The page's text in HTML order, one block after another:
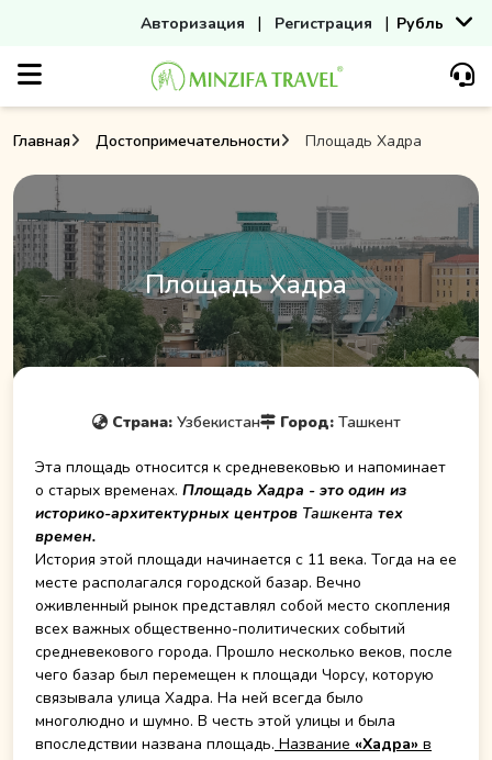
Авторизация | Регистрация | Рубль
Главная Достопримечательности Площадь Хадра
Площадь Хадра
Страна: Узбекистан Город: Ташкент
Эта площадь относится к средневековью и напоминает
о старых временах. Площадь Хадра - это один из
историко-архитектурных центров Ташкента тех
времен.
История этой площади начинается с 11 века. Тогда на ее
месте располагался городской базар. Вечно
оживленный рынок представлял собой место скопления
всех важных общественно-политических событий
средневекового города. Прошло несколько веков, после
чего базар был перемещен к площади Чорсу, которую
связывала улица Хадра. На ней всегда было
многолюдно и шумно. В честь этой улицы и была
впоследствии названа площадь. Название «Хадра» в